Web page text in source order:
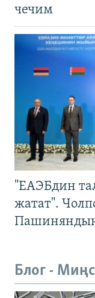
чечим
"ЕАЭБдин
жатат".
Блог -